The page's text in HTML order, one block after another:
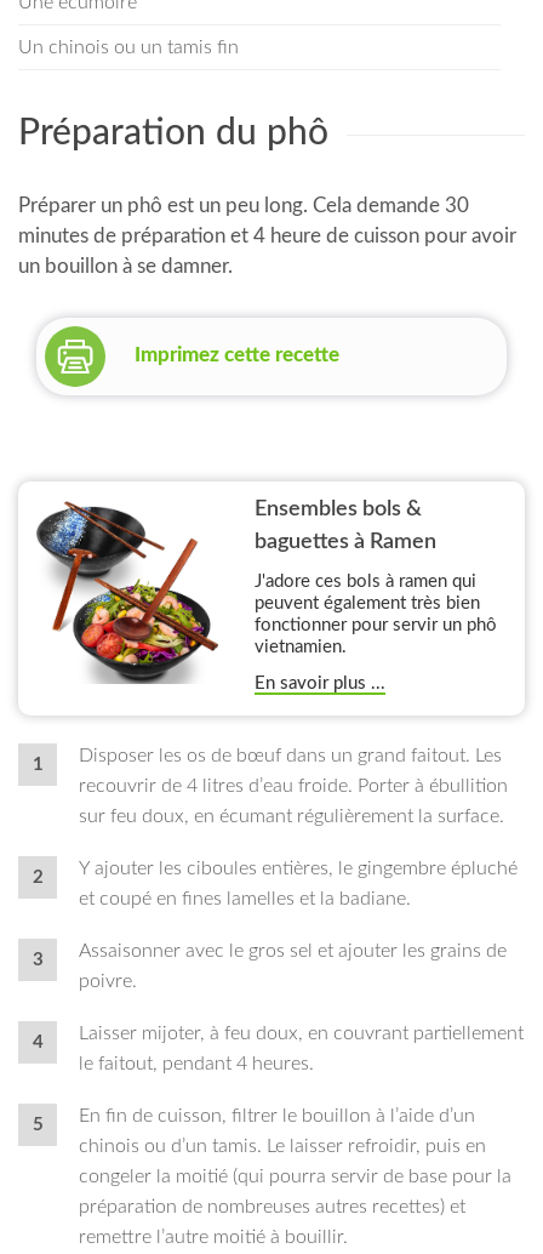
Un chinois ou un tamis fin
Préparation du phô
Préparer un phô est un peu long. Cela demande 30
minutes de préparation et 4 heure de cuisson pour avoir
un bouillon à se damner.
Imprimez cette recette
Ensembles bols &
baguettes à Ramen
J'adore ces bols à ramen qui
peuvent également très bien
fonctionner pour servir un phô
vietnamien.
En savoir plus ...
Disposer les os de bœuf dans un grand faitout. Les
recouvrir de 4 litres d’eau froide. Porter à ébullition
sur feu doux, en écumant régulièrement la surface.
Y ajouter les ciboules entières, le gingembre épluché
et coupé en fines lamelles et la badiane.
Assaisonner avec le gros sel et ajouter les grains de
poivre.
Laisser mijoter, à feu doux, en couvrant partiellement
le faitout, pendant 4 heures.
En fin de cuisson, filtrer le bouillon à l’aide d’un
chinois ou d’un tamis. Le laisser refroidir, puis en
congeler la moitié (qui pourra servir de base pour la
préparation de nombreuses autres recettes) et
remettre l’autre moitié à bouillir.